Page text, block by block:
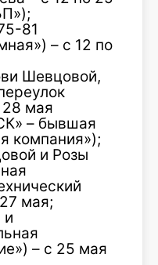
81
– с 12 по
Шевцовой,
28 мая
– бывшая
компания»);
и Розы
мая;
и
– с 25 мая